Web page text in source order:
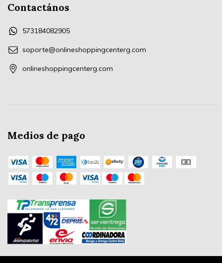
Contactános
573184082905
soporte@onlineshoppingcenterg.com
onlineshoppingcenterg.com
Medios de pago